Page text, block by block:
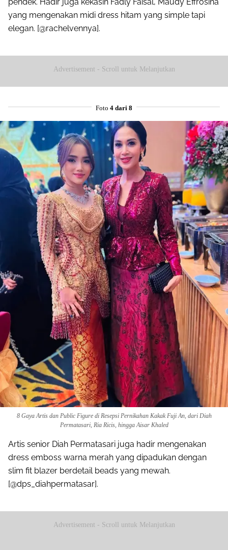
yang mengenakan midi dress hitam yang simple tapi
elegan. [@rachelvennya].
Advertisement - Scroll untuk Melanjutkan
Foto 4 dari 8
8 Gaya Artis dan Public Figure di Resepsi Pernikahan Kakak Fuji An, dari Diah
Permatasari, Ria Ricis, hingga Aisar Khaled
Artis senior Diah Permatasari juga hadir mengenakan
dress emboss warna merah yang dipadukan dengan
slim fit blazer berdetail beads yang mewah.
[@dps_diahpermatasar].
Advertisement - Scroll untuk Melanjutkan